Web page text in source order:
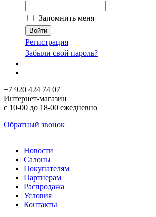
Запомнить меня
Регистрация
Забыли свой пароль?
+7 920 424 74 07
Интернет-магазин
с 10-00 до 18-00 ежедневно
Обратный звонок
Новости
Салоны
Покупателям
Партнерам
Распродажа
Условия
Контакты